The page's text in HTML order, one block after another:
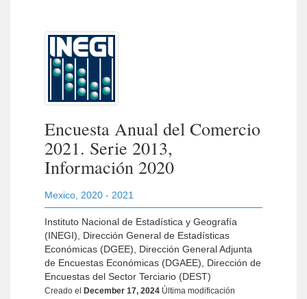
Encuesta Anual del Comercio
2021. Serie 2013,
Información 2020
Mexico 2020 - 2021
Instituto Nacional de Estadística y Geografía
(INEGI), Dirección General de Estadísticas
Económicas (DGEE), Dirección General Adjunta
de Encuestas Económicas (DGAEE), Dirección de
Encuestas del Sector Terciario (DEST)
Creado el December 17, 2024 Última modificación